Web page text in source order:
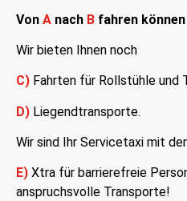
Von A nach B fahren
Wir bieten Ihnen noch
C) Fahrten für Rollstühle und
D) Liegendtransporte.
Wir sind Ihr Servicetaxi mit
E) Xtra für barrierefreie
anspruchsvolle Transporte!